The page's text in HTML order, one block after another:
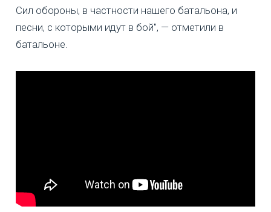
Сил обороны, в частности нашего батальона, и
песни, с которыми идут в бой", — отметили в
батальоне.